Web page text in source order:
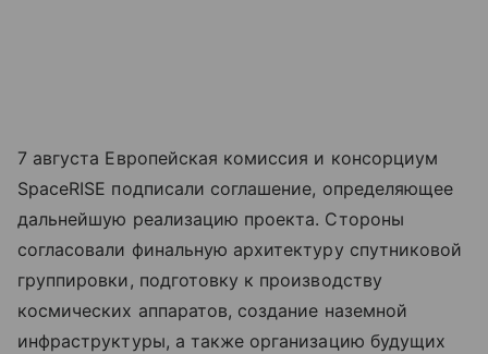
7 августа Европейская комиссия и консорциум
SpaceRISE подписали соглашение, определяющее
дальнейшую реализацию проекта. Стороны
согласовали финальную архитектуру спутниковой
группировки, подготовку к производству
космических аппаратов, создание наземной
инфраструктуры, а также организацию будущих